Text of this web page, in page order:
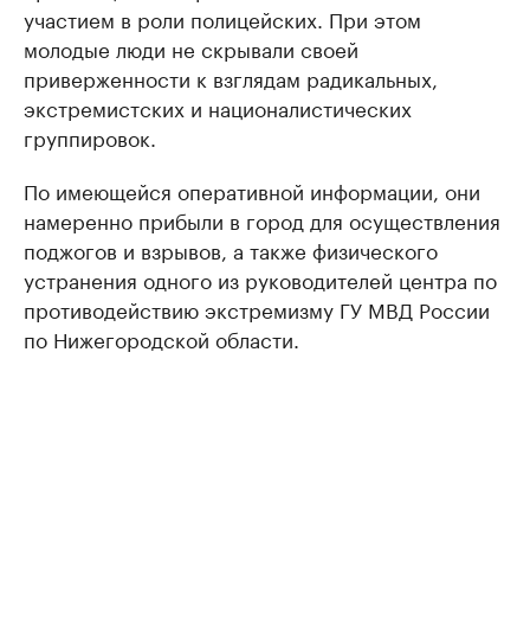
участием в роли полицейских. При этом
молодые люди не скрывали своей
приверженности к взглядам радикальных,
экстремистских и националистических
группировок.
По имеющейся оперативной информации, они
намеренно прибыли в город для осуществления
поджогов и взрывов, а также физического
устранения одного из руководителей центра по
противодействию экстремизму ГУ МВД России
по Нижегородской области.